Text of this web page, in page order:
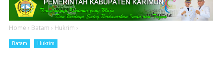
Home › Batam › Hukrim ›
Batam Hukrim